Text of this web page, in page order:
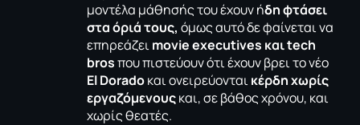
μοντέλα μάθησής του έχουν ήδη φτάσει
στα όριά τους, όμως αυτό δε φαίνεται να
επηρεάζει movie executives και tech
brosπου πιστεύουν ότι έχουν βρει το νέο
El Doradoκαι ονειρεύονται κέρδη χωρίς
εργαζόμενουςκαι, σε βάθος χρόνου, και
χωρίς θεατές.